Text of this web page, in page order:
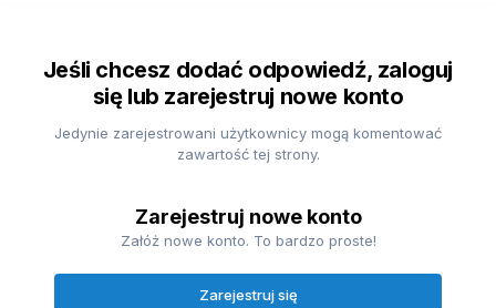
Jeśli chcesz dodać odpowiedź, zaloguj
się lub zarejestruj nowe konto
Jedynie zarejestrowani użytkownicy mogą komentować
zawartość tej strony.
Zarejestruj nowe konto
Załóż nowe konto. To bardzo proste!
Zarejestruj się